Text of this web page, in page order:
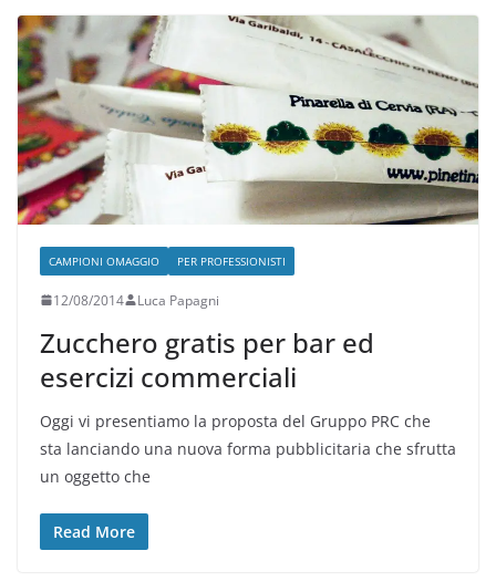
CAMPIONI OMAGGIO PER PROFESSIONISTI
12/08/2014 Luca Papagni
Zucchero gratis per bar ed
esercizi commerciali
Oggi vi presentiamo la proposta del Gruppo PRC che
sta lanciando una nuova forma pubblicitaria che sfrutta
un oggetto che
Read More